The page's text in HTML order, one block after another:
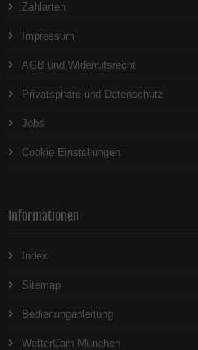
Zahlarten
Impressum
AGB und Widerrufsrecht
Privatsphäre und Datenschutz
Jobs
Cookie Einstellungen
Informationen
Index
Sitemap
Bedienunganleitung
WetterCam München